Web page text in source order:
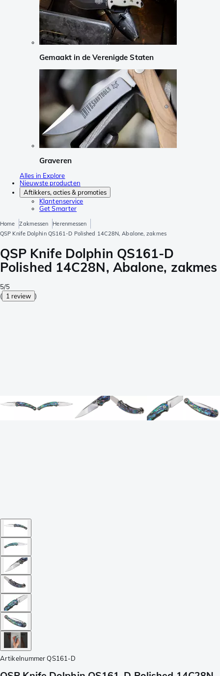
Gemaakt in de Verenigde Staten
Graveren
Alles in Explore
Nieuwste producten
Aftikkers, acties & promoties
Klantenservice
Get Smarter
Home Zakmessen
Herenmessen
QSP Knife Dolphin QS161-D Polished 14C28N, Abalone, zakmes
QSP Knife Dolphin QS161-D
Polished 14C28N, Abalone, zakmes
5/5
( 1 review )
Artikelnummer QS161-D